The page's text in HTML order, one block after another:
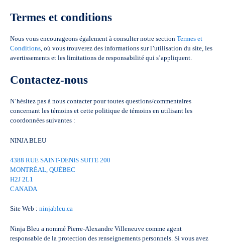
Termes et conditions
Nous vous encourageons également à consulter notre section Termes et
Conditions , où vous trouverez des informations sur l’utilisation du site, les
avertissements et les limitations de responsabilité qui s’appliquent.
Contactez-nous
N’hésitez pas à nous contacter pour toutes questions/commentaires
concernant les témoins et cette politique de témoins en utilisant les
coordonnées suivantes :
NINJA BLEU
4388 RUE SAINT-DENIS SUITE 200
MONTRÉAL, QUÉBEC
H2J 2L1
CANADA
Site Web : ninjableu.ca
Ninja Bleu a nommé Pierre-Alexandre Villeneuve comme agent
responsable de la protection des renseignements personnels. Si vous avez